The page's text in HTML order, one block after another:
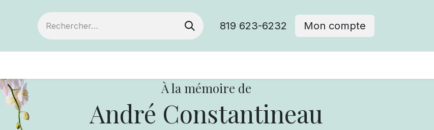
819 623-6232 Mon compte
À la mémoire de
André Constantineau